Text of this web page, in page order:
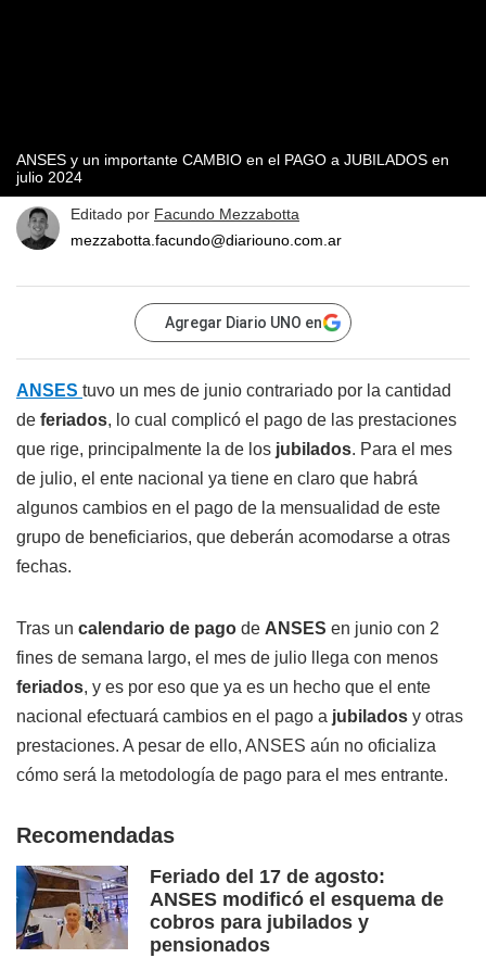
ANSES y un importante CAMBIO en el PAGO a JUBILADOS en
julio 2024
Editado por Facundo Mezzabotta
mezzabotta.facundo@diariouno.com.ar
Agregar Diario UNO en
ANSES tuvo un mes de junio contrariado por la cantidad
de feriados, lo cual complicó el pago de las prestaciones
que rige, principalmente la de los jubilados. Para el mes
de julio, el ente nacional ya tiene en claro que habrá
algunos cambios en el pago de la mensualidad de este
grupo de beneficiarios, que deberán acomodarse a otras
fechas.
Tras un calendario de pago de ANSES en junio con 2
fines de semana largo, el mes de julio llega con menos
feriados, y es por eso que ya es un hecho que el ente
nacional efectuará cambios en el pago a jubilados y otras
prestaciones. A pesar de ello, ANSES aún no oficializa
cómo será la metodología de pago para el mes entrante.
Recomendadas
Feriado del 17 de agosto:
ANSES modificó el esquema de
cobros para jubilados y
pensionados